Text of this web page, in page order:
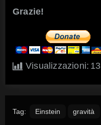
Grazie!
Visualizzazioni: 13
Tag: Einstein gravità